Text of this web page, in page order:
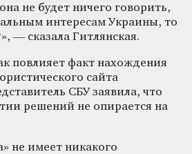
не будет ничего говорить,
интересам Украины, то
— сказала Гитлянская.
повлияет факт нахождения
сайта
СБУ заявила, что
решений не опирается на
не имеет никакого